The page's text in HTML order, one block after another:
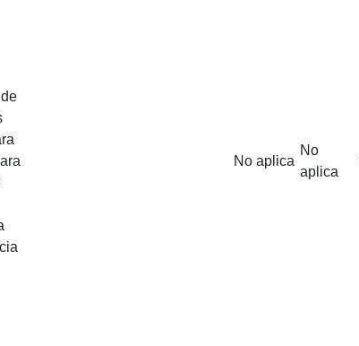
No aplica
No
aplica